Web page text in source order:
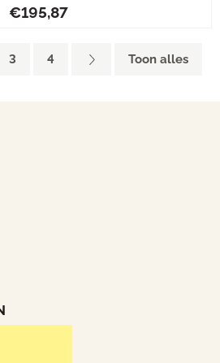
Prijs: 195,87
€195,87
3 4 Toon alles